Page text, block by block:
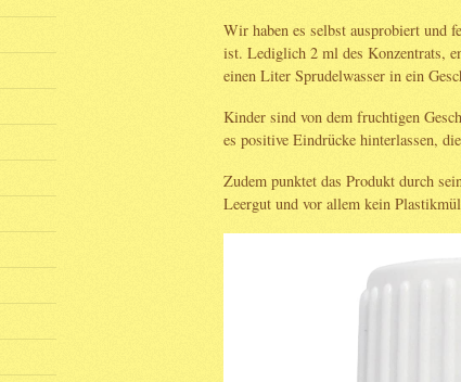
Wir haben es selbst ausprobiert und
ist. Lediglich 2 ml des Konzentrats,
einen Liter Sprudelwasser in ein
Kinder sind von dem fruchtigen
es positive Eindrücke hinterlassen,
Zudem punktet das Produkt durch
Leergut und vor allem kein